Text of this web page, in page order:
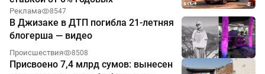
Реклама 8547
В Джизаке в ДТП погибла 21-летняя
блогерша — видео
Происшествия 8508
Присвоено 7,4 млрд сумов: вынесен